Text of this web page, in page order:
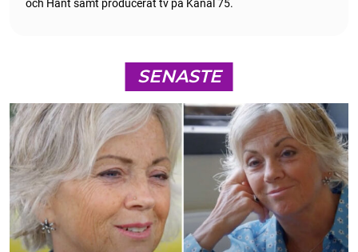
och Hänt samt producerat tv på Kanal 75.
SENASTE